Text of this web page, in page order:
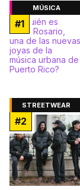
MÚSICA
#1
STREETWEAR
#2